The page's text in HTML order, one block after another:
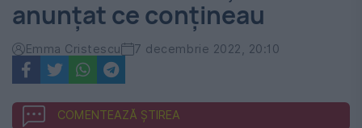
anunțat ce conțineau
Emma Cristescu 7 decembrie 2022, 20:10
COMENTEAZĂ ȘTIREA